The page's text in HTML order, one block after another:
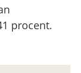
procent.